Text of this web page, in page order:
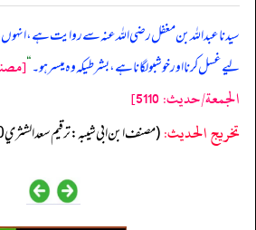
سیدنا عبداللہ بن مغفل رضی اللہ عنہ سے روایت ہے،
لیے غسل کرنا اور خوشبو لگانا ہے، بشرطیکہ وہ میسر ہو۔“
الجمعة/حدیث: 5110]
تخریج الحدیث:(مصنف ابن ابي شيبه: ترقيم سعد الشثري 5110، ترقيم محمد عوامة 5055)